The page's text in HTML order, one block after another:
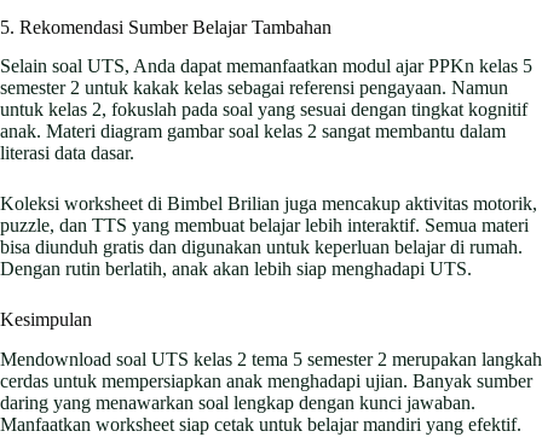
5. Rekomendasi Sumber Belajar Tambahan
Selain soal UTS, Anda dapat memanfaatkan modul ajar PPKn kelas 5
semester 2 untuk kakak kelas sebagai referensi pengayaan. Namun
untuk kelas 2, fokuslah pada soal yang sesuai dengan tingkat kognitif
anak. Materi diagram gambar soal kelas 2 sangat membantu dalam
literasi data dasar.
Koleksi worksheet di Bimbel Brilian juga mencakup aktivitas motorik,
puzzle, dan TTS yang membuat belajar lebih interaktif. Semua materi
bisa diunduh gratis dan digunakan untuk keperluan belajar di rumah.
Dengan rutin berlatih, anak akan lebih siap menghadapi UTS.
Kesimpulan
Mendownload soal UTS kelas 2 tema 5 semester 2 merupakan langkah
cerdas untuk mempersiapkan anak menghadapi ujian. Banyak sumber
daring yang menawarkan soal lengkap dengan kunci jawaban.
Manfaatkan worksheet siap cetak untuk belajar mandiri yang efektif.